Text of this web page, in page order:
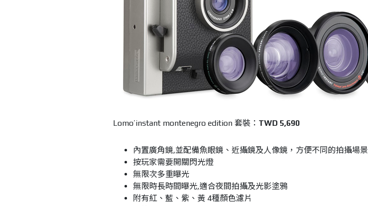
Lomo’instant montenegro edition 套裝： TWD 5,690
內置廣角鏡,並配備魚眼鏡、近攝鏡及人像鏡，方便不同的拍攝場景
按玩家需要開關閃光燈
無限次多重曝光
無限時長時間曝光,適合夜間拍攝及光影塗鴉
附有紅、藍、紫、黃 4種顏色濾片